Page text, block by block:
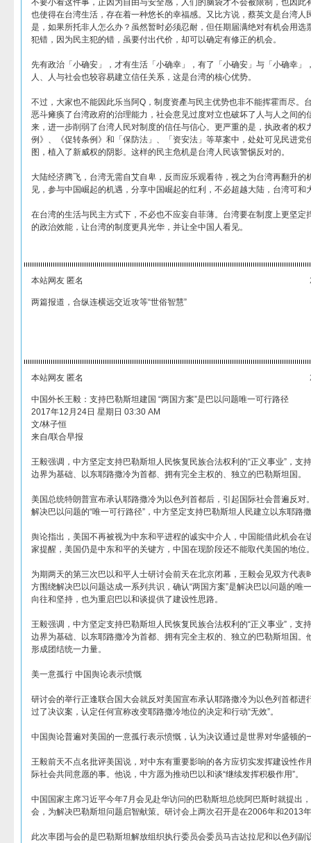
不要小看这件事，正因为自由与安全感，人们的脑袋才不会被限制，也因此
也使得在台湾生活，存在着一种悠长的幸福感。又比方说，蔡英文是台湾人
是，如果所托非人怎么办？虽然暂时必须忍耐，但任期届满绝对有机会用选
犯错，因为民主犯的错，虽要付出代价，却可以确定有修正的机会。
先有政治「小确安」，才有生活「小确幸」，有了「小确安」与「小确幸」
人、人与社会也较容易建立信任关系，这是台湾的核心优势。
不过，大家也不能因此乐当阿Q，制度资產与民主优势也非不能挥霍而尽。
恶斗瘫痪了台湾政府的治理能力，社会意见过度对立也破坏了人与人之间的
来，进一步削弱了台湾人民对制度的信任与信心。更严重的是，执政者的权
例》、《促转条例》和「保防法」、「资安法」等草案中，处处可见民进党
图，植入了新威权的阴影。这样的民主危机是台湾人民该警惕反对的。
大陆经济腾飞，台湾无需自艾自卑，反而应乐观看待，视之为台湾再翻升的
见，参与中国崛起的机遇，分享中国崛起的红利，不必超越大陆，台湾可和
在台湾的生活与民主方式下，不必也不应妄自菲薄。台湾要在制度上更坚定
的政治效能，让台湾的制度更具光华，并让全中国人看见。
本站网友 匿名
两篇报道，合纵连横远交近攻等“世俗智慧”
本站网友 匿名
中国外长王毅：支持巴勒斯坦建国 “两国方案”是巴以问题唯一可行路径
2017年12月24日 星期日 03:30 AM
文/林子恒
来自/联合早报
王毅强调，中方坚定支持巴勒斯坦人民恢复民族合法权利的“正义事业”，支
边界为基础、以东耶路撒冷为首都、拥有完全主权的、独立的巴勒斯坦国。
美国总统特朗普宣布承认耶路撒冷为以色列首都后，引起国际社会普遍反对
解决巴以问题的“唯一可行路径”，中方坚定支持巴勒斯坦人民建立以东耶路
舆论指出，美国不再被视为中东和平进程的诚实中介人，中国能借此机会在
家提醒，美国仍是中东和平的关键方，中国在现阶段还不能取代美国的地位
为期两天的第三次巴以和平人士研讨会前天在北京闭幕，王毅会见双方代表
方围绕解决巴以问题达成一系列共识，确认“两国方案”是解决巴以问题的唯
向往和坚持，也为重启巴以和谈提供了建设性思路。
王毅强调，中方坚定支持巴勒斯坦人民恢复民族合法权利的“正义事业”，支
边界为基础、以东耶路撒冷为首都、拥有完全主权的、独立的巴勒斯坦国。
形成团结统一力量。
美一意孤行 中国舆论表示愤慨
研讨会的举行正逢联合国大会就反对美国宣布承认耶路撒冷为以色列首都进
过了决议案，认定任何宣称改变耶路撒冷地位的决定和行动“无效”。
中国舆论普遍对美国的一意孤行表示愤慨，认为决议通过是世界对华盛顿的
王毅前天不点名批评美国说，对中东有重要影响的各方应切实发挥建设性作
际社会共同意愿的事。他说，中方愿为推动巴以和谈“继续发挥积极作用”。
中国国家主席习近平今年7月会见赴华访问的巴勒斯坦总统阿巴斯时就提出
会，为解决巴勒斯坦问题启智献策。研讨会上两次召开是在2006年和2013
此次率团与会的是巴勒斯坦解放组织执行委员会委员马吉达拉尼和以色列副